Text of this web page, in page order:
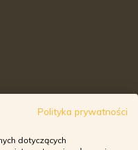
Polityka prywatności
dotyczących